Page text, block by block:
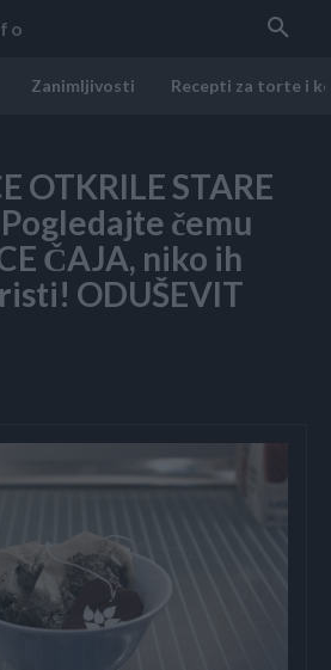
Zanimljivosti Recepti za torte i
OTKRILE STARE
čemu
ČAJA, niko ih
ODUŠEVIT